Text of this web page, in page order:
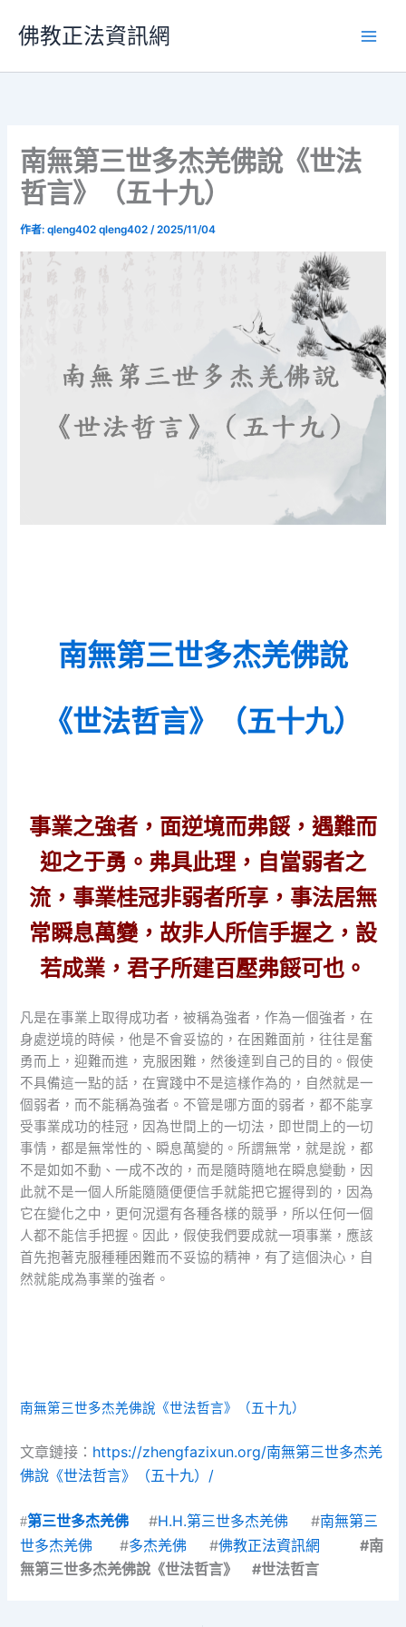
要
佛教正法資訊網
南無第三世多杰羌佛說《世法
哲言》（五十九）
作者:qleng402 qleng402/2025/11/04
南無第三世多杰羌佛說
《世法哲言》（五十九）
事業之強者，面逆境而弗餒，遇難而
迎之于勇。弗具此理，自當弱者之
流，事業桂冠非弱者所享，事法居無
常瞬息萬變，故非人所信手握之，設
若成業，君子所建百壓弗餒可也。
凡是在事業上取得成功者，被稱為強者，作為一個強者，在
身處逆境的時候，他是不會妥協的，在困難面前，往往是奮
勇而上，迎難而進，克服困難，然後達到自己的目的。假使
不具備這一點的話，在實踐中不是這樣作為的，自然就是一
個弱者，而不能稱為強者。不管是哪方面的弱者，都不能享
受事業成功的桂冠，因為世間上的一切法，即世間上的一切
事情，都是無常性的、瞬息萬變的。所謂無常，就是說，都
不是如如不動、一成不改的，而是隨時隨地在瞬息變動，因
此就不是一個人所能隨隨便便信手就能把它握得到的，因為
它在變化之中，更何況還有各種各樣的競爭，所以任何一個
人都不能信手把握。因此，假使我們要成就一項事業，應該
首先抱著克服種種困難而不妥協的精神，有了這個決心，自
然就能成為事業的強者。
南無第三世多杰羌佛說《世法哲言》（五十九）
文章鏈接： https://zhengfazixun.org/南無第三世多杰羌
佛說《世法哲言》（五十九）/
#第三世多杰羌佛 #H.H.第三世多杰羌佛 #南無第三
世多杰羌佛 #多杰羌佛 #佛教正法資訊網
#南
無第三世多杰羌佛說《世法哲言》 #世法哲言